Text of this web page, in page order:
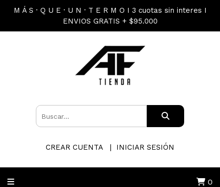
M Á S · Q U E · U N · T E R M O I 3 cuotas sin interes I
ENVIOS GRATIS + $95.000
CREAR CUENTA INICIAR SESIÓN
0